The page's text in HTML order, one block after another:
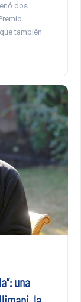
dos
también
una